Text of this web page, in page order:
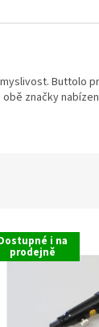
Buttolo
obě značky
i na
prodejně